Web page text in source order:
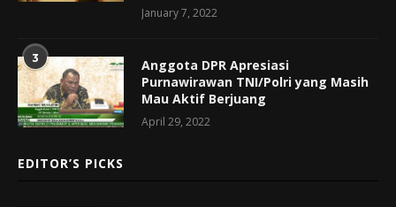
January 7, 2022
3
Anggota DPR Apresiasi
Purnawirawan TNI/Polri yang Masih
Mau Aktif Berjuang
April 29, 2022
EDITOR’S PICKS